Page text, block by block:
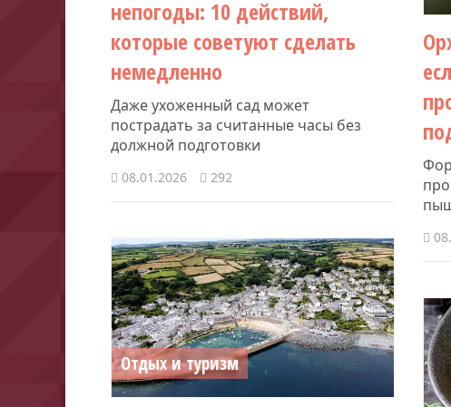
непогоды: 10 действий,
которые советуют сделать
немедленно
Даже ухоженный сад может
пострадать за считанные часы без
должной подготовки
08.01.2026 292
Отдых и туризм